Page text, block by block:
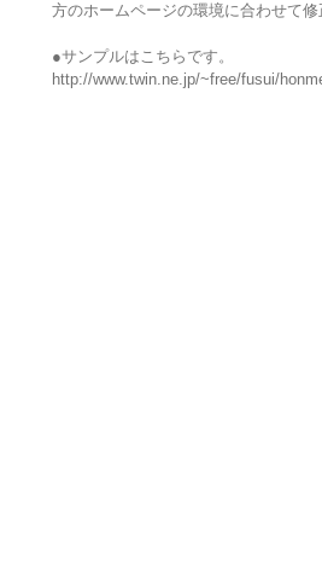
方のホームページの環境に合わせて修
●サンプルはこちらです。
http://www.twin.ne.jp/~free/fusui/